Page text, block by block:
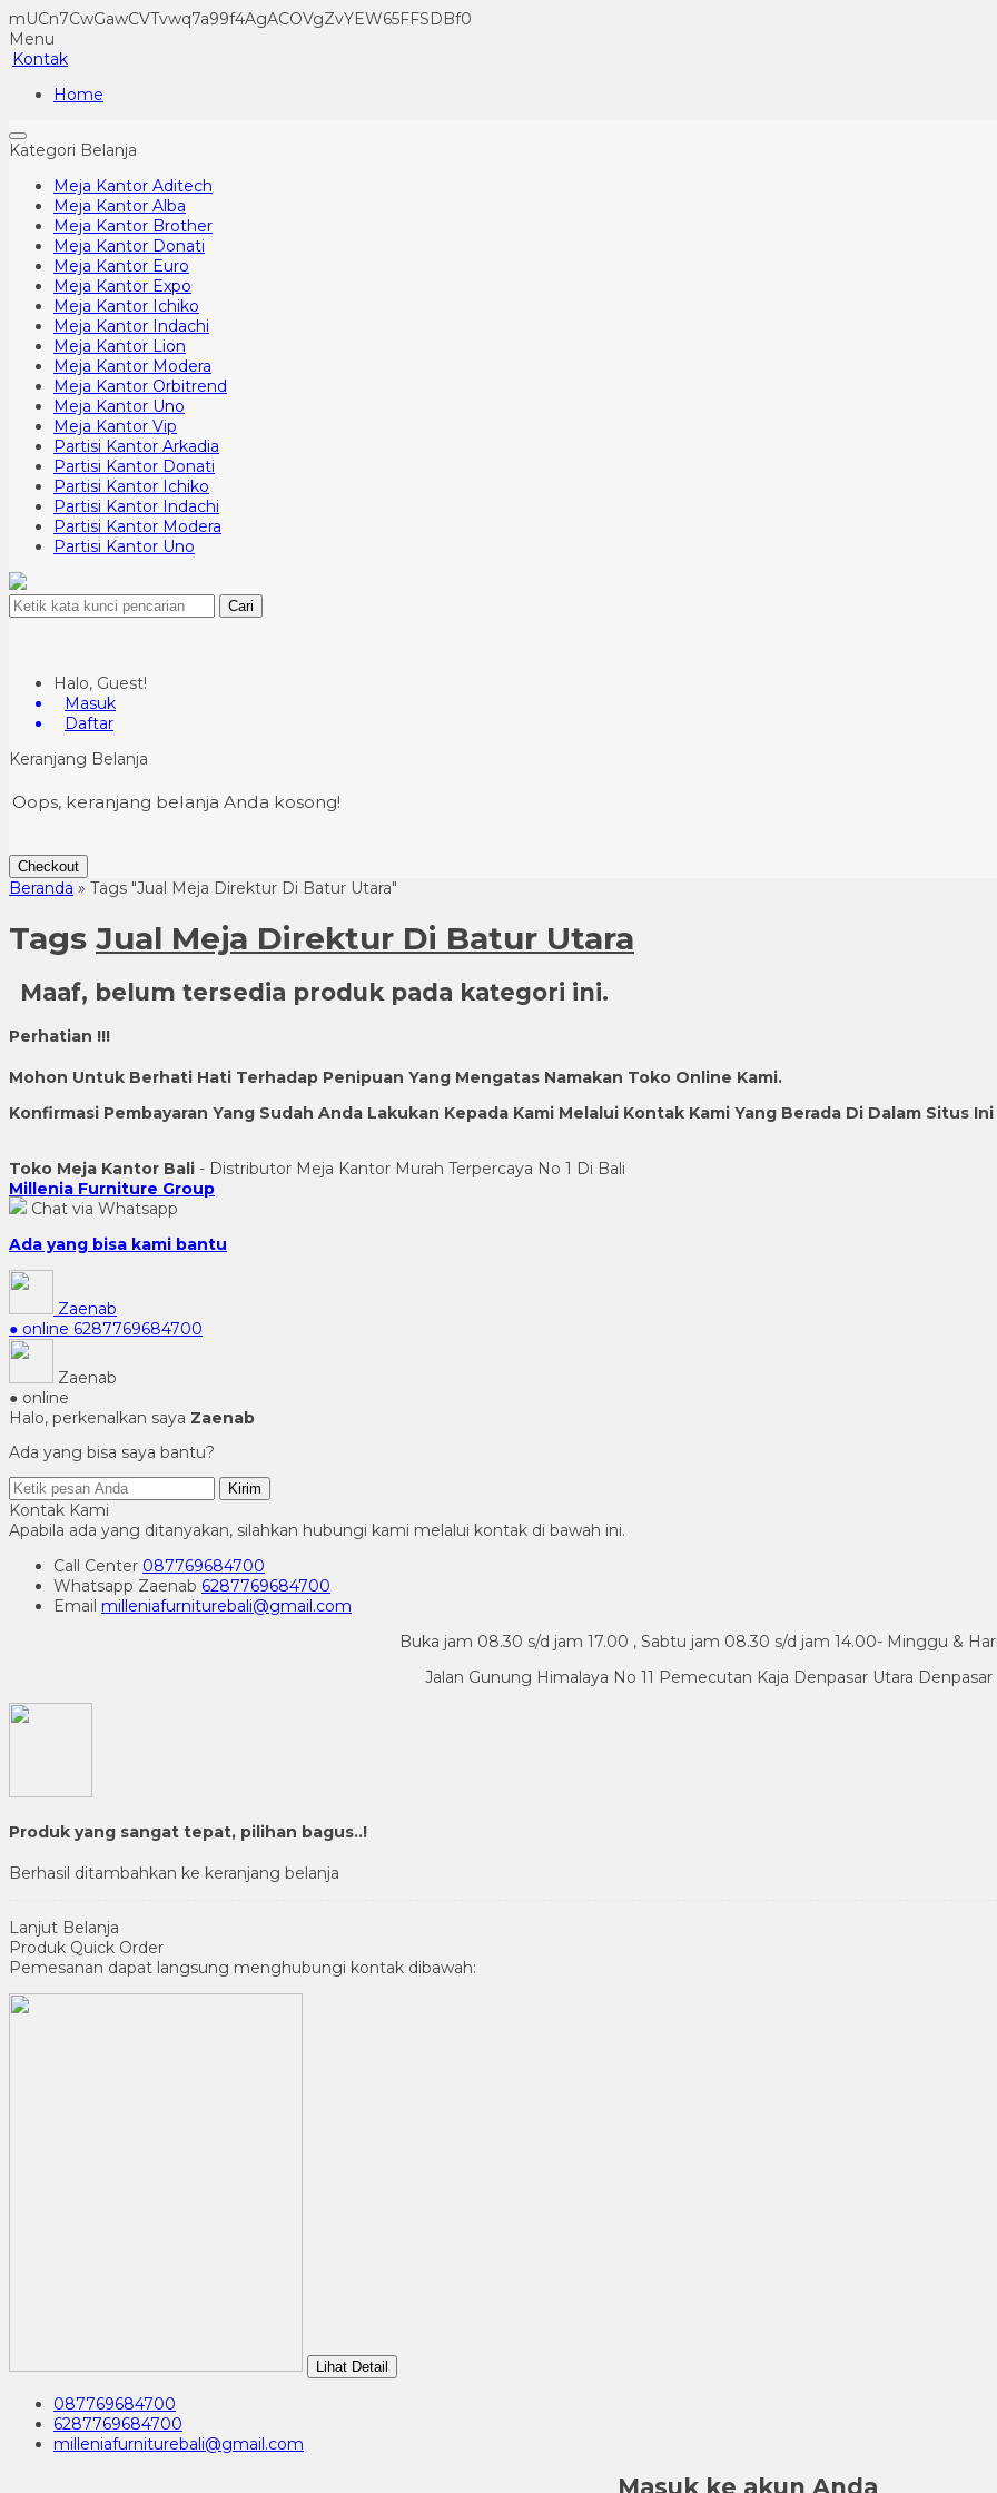
mUCn7CwGawCVTvwq7a99f4AgACOVgZvYEW65FFSDBf0
Menu
Kontak
Home
Kategori Belanja
Meja Kantor Aditech
Meja Kantor Alba
Meja Kantor Brother
Meja Kantor Donati
Meja Kantor Euro
Meja Kantor Expo
Meja Kantor Ichiko
Meja Kantor Indachi
Meja Kantor Lion
Meja Kantor Modera
Meja Kantor Orbitrend
Meja Kantor Uno
Meja Kantor Vip
Partisi Kantor Arkadia
Partisi Kantor Donati
Partisi Kantor Ichiko
Partisi Kantor Indachi
Partisi Kantor Modera
Partisi Kantor Uno
Cari
Halo, Guest!
Masuk
Daftar
Keranjang Belanja
Oops, keranjang belanja Anda kosong!
Checkout
Beranda » Tags "Jual Meja Direktur Di Batur Utara"
Tags Jual Meja Direktur Di Batur Utara
Maaf, belum tersedia produk pada kategori ini.
Perhatian !!!
Mohon Untuk Berhati Hati Terhadap Penipuan Yang Mengatas Namakan Toko Online Kami.
Konfirmasi Pembayaran Yang Sudah Anda Lakukan Kepada Kami Melalui Kontak Kami Yang Berada Di Dalam Situs Ini
Toko Meja Kantor Bali - Distributor Meja Kantor Murah Terpercaya No 1 Di Bali
Millenia Furniture Group
Chat via Whatsapp
Ada yang bisa kami bantu
Zaenab
● online 6287769684700
Zaenab
● online
Halo, perkenalkan saya Zaenab
Ada yang bisa saya bantu?
Kirim
Kontak Kami
Apabila ada yang ditanyakan, silahkan hubungi kami melalui kontak di bawah ini.
Call Center 087769684700
Whatsapp Zaenab 6287769684700
Email milleniafurniturebali@gmail.com
Buka jam 08.30 s/d jam 17.00 , Sabtu jam 08.30 s/d jam 14.00- Minggu &
Jalan Gunung Himalaya No 11 Pemecutan Kaja Denpasar Utara Denpasar
Produk yang sangat tepat, pilihan bagus..!
Berhasil ditambahkan ke keranjang belanja
Lanjut Belanja
Produk Quick Order
Pemesanan dapat langsung menghubungi kontak dibawah:
Lihat Detail
087769684700
6287769684700
milleniafurniturebali@gmail.com
Masuk ke akun Anda